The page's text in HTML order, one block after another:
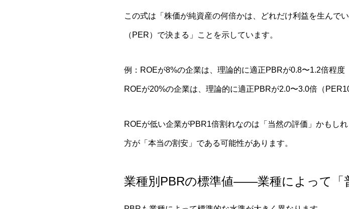
この式は「株価が純資産の何倍かは、どれだけ利益を生んで
（PER）で決まる」ことを示しています。
例：ROEが8%の企業は、理論的に適正PBRが0.8〜1.2倍程度
ROEが20%の企業は、理論的に適正PBRが2.0〜3.0倍（
ROEが低い企業がPBR1倍割れなのは「当然の評価」かもし
方が「本当の割安」である可能性があります。
業種別PBRの標準値——業種によって「